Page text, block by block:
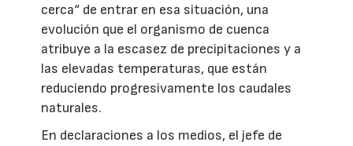
cerca“ de entrar en esa situación, una
evolución que el organismo de cuenca
atribuye a la escasez de precipitaciones y a
las elevadas temperaturas, que están
reduciendo progresivamente los caudales
naturales.
En declaraciones a los medios, el jefe de